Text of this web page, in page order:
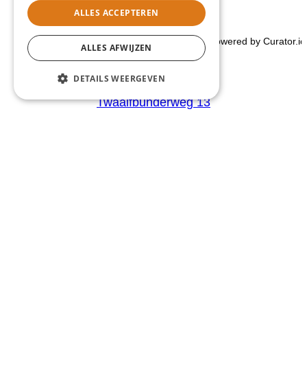
Powered by Curator.io
Twaalfbunderweg 13
ALLES ACCEPTEREN
ALLES AFWIJZEN
DETAILS WEERGEVEN